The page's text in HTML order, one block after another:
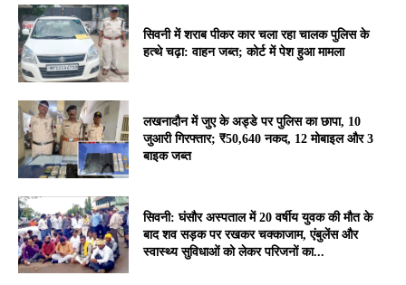
सिवनी में शराब पीकर कार चला रहा चालक पुलिस के
हत्थे चढ़ा: वाहन जब्त; कोर्ट में पेश हुआ मामला
लखनादौन में जुए के अड्डे पर पुलिस का छापा, 10
जुआरी गिरफ्तार; ₹50,640 नकद, 12 मोबाइल और 3
बाइक जब्त
सिवनी: घंसौर अस्पताल में 20 वर्षीय युवक की मौत के
बाद शव सड़क पर रखकर चक्काजाम, एंबुलेंस और
स्वास्थ्य सुविधाओं को लेकर परिजनों का...